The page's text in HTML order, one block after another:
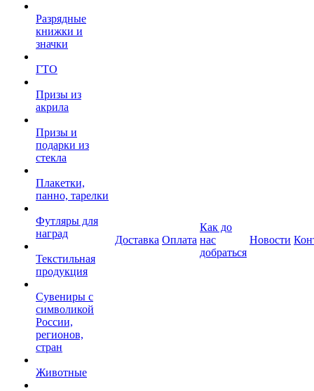
Разрядные
книжки и
значки
ГТО
Призы из
акрила
Призы и
подарки из
стекла
Плакетки,
панно, тарелки
Футляры для
наград
Текстильная
продукция
Сувениры с
символикой
России,
регионов,
стран
Животные
Доставка Оплата
Как до
нас
добраться
Новости